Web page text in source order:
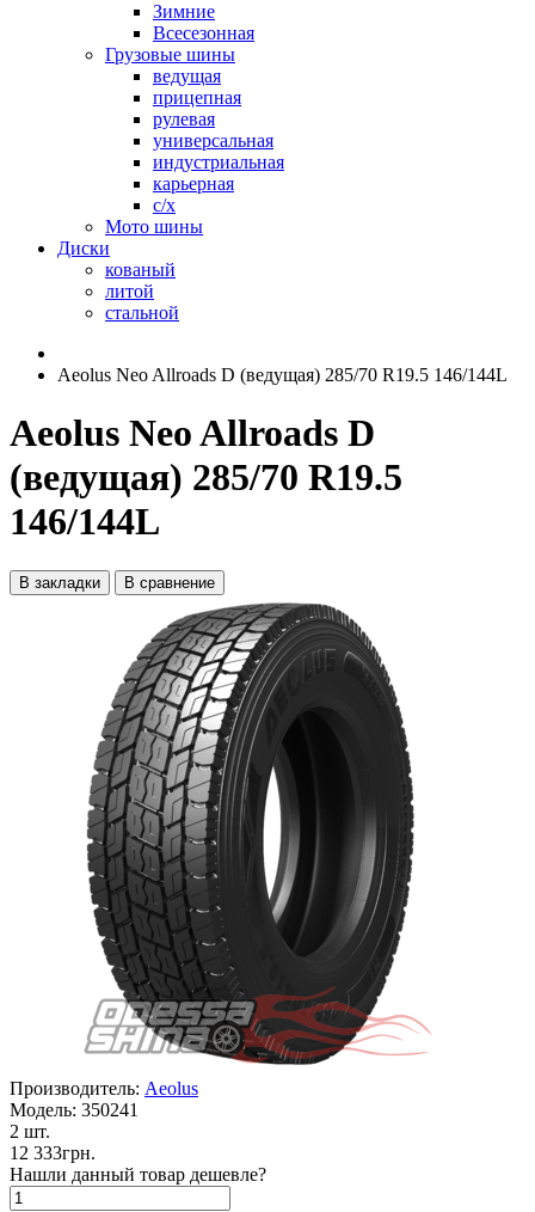
Зимние
Всесезонная
Грузовые шины
ведущая
прицепная
рулевая
универсальная
индустриальная
карьерная
с/х
Мото шины
Диски
кованый
литой
стальной
Aeolus Neo Allroads D (ведущая) 285/70 R19.5 146/144L
Aeolus Neo Allroads D
(ведущая) 285/70 R19.5
146/144L
В закладки В сравнение
Производитель: Aeolus
Модель: 350241
2 шт.
12 333грн.
Нашли данный товар дешевле?